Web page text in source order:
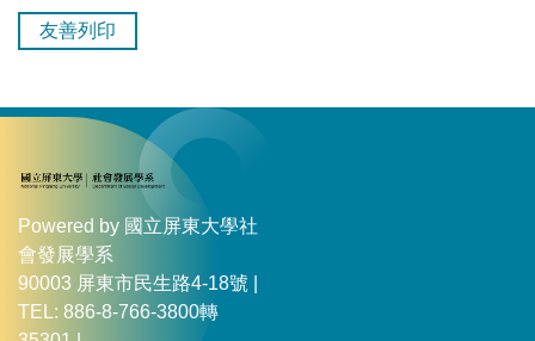
友善列印
Powered by 國立屏東大學社
會發展學系
90003 屏東市民生路4-18號 |
TEL: 886-8-766-3800轉